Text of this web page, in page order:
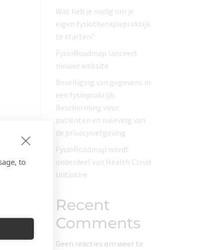
to
Wat heb je nodig om je
eigen fysiotherapiepraktijk
te starten?
FysioRoadmap lanceert
nieuwe website
Beveiliging van gegevens in
een fysiopraktijk:
Bescherming voor
patiënten en naleving van
de privacywetgeving
FysioRoadmap wordt
onderdeel van Health Cloud
Initiative
Recent
Comments
Geen reacties om weer te